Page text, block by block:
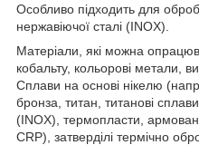
Особливо підходить для
нержавіючої сталі (INOX).
Матеріали, які можна
кобальту, кольорові метали,
Сплави на основі нікелю
бронза, титан, титанові
(INOX), термопласти,
CRP), затверділі термічно